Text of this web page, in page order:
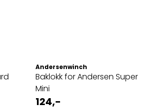
Andersenwinch
Baklokk for Andersen Super
Mini
124,-